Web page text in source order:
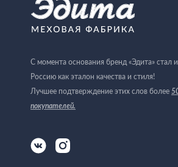
С момента основания бренд «Эдита» стал
Россию как эталон качества и стиля!
Лучшее подтверждение этих слов более
покупателей.